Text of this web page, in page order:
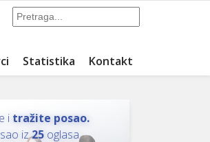
Statistika Kontakt
i tražite posao.
iz25oglasa